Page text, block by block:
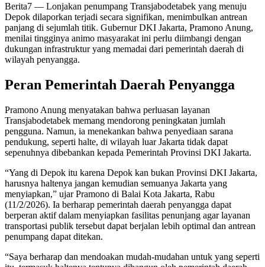
Berita7 — Lonjakan penumpang Transjabodetabek yang menuju
Depok dilaporkan terjadi secara signifikan, menimbulkan antrean
panjang di sejumlah titik. Gubernur DKI Jakarta, Pramono Anung,
menilai tingginya animo masyarakat ini perlu diimbangi dengan
dukungan infrastruktur yang memadai dari pemerintah daerah di
wilayah penyangga.
Peran Pemerintah Daerah Penyangga
Pramono Anung menyatakan bahwa perluasan layanan
Transjabodetabek memang mendorong peningkatan jumlah
pengguna. Namun, ia menekankan bahwa penyediaan sarana
pendukung, seperti halte, di wilayah luar Jakarta tidak dapat
sepenuhnya dibebankan kepada Pemerintah Provinsi DKI Jakarta.
“Yang di Depok itu karena Depok kan bukan Provinsi DKI Jakarta,
harusnya haltenya jangan kemudian semuanya Jakarta yang
menyiapkan,” ujar Pramono di Balai Kota Jakarta, Rabu
(11/2/2026). Ia berharap pemerintah daerah penyangga dapat
berperan aktif dalam menyiapkan fasilitas penunjang agar layanan
transportasi publik tersebut dapat berjalan lebih optimal dan antrean
penumpang dapat ditekan.
“Saya berharap dan mendoakan mudah-mudahan untuk yang seperti